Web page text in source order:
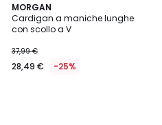
MORGAN
Cardigan a maniche lunghe
con scollo a V
37,99 €
28,49 € -25%